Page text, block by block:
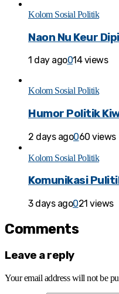
Kolom Sosial Politik
Naon Nu Keur
1 day ago014 views
Kolom Sosial Politik
Humor Politik
2 days ago060 views
Kolom Sosial Politik
Komunikasi
3 days ago021 views
Comments
Leave a reply
Your email address will not be